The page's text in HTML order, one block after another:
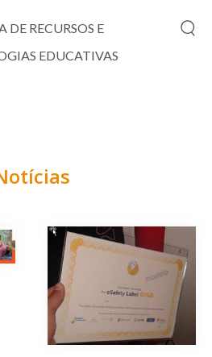
DE RECURSOS E
EDUCATIVAS